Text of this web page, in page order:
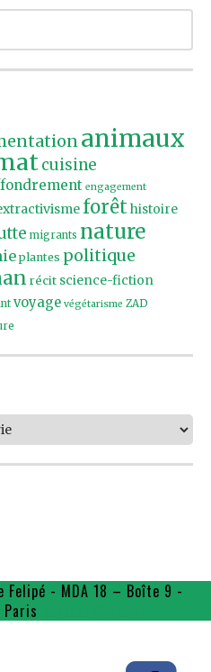
animaux
cuisine
engagement
forêthistoire
migrants nature
plantes politique
récit science-fiction
voyage végétarisme ZAD
Felipé - MDA 18 – Boîte 9 -
Paris